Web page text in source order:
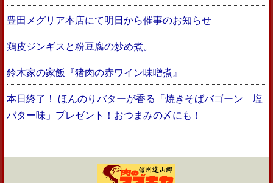
豊田メグリア本店にて明日から催事のお知らせ
鶏皮ジンギスと粉豆腐の炒め煮。
鈴木家の家飯『猪肉の赤ワイン味噌煮』
本日終了！ ほんのりバターが香る「焼きそばバゴーン 塩
バター味」プレゼント！おつまみの〆にも！